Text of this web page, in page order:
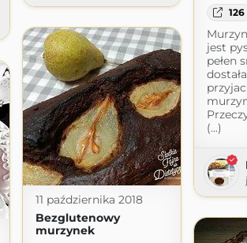
126
jest
pełen
(...)
11 października 2018
Bezglutenowy
murzynek